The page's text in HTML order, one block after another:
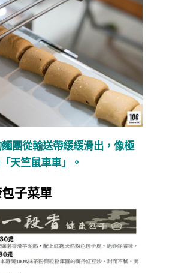
團從輸送帶緩緩滑出，像極
天竺鼠車車」。
子菜單